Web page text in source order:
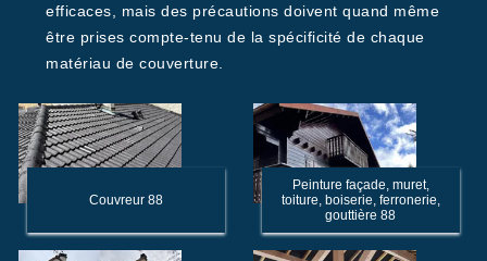
efficaces, mais des précautions doivent quand même
être prises compte-tenu de la spécificité de chaque
matériau de couverture.
Couvreur 88
Peinture façade, muret,
toiture, boiserie, ferronerie,
gouttière 88